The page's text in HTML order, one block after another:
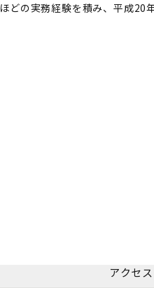
どの実務経験を積み、平成20
アクセス